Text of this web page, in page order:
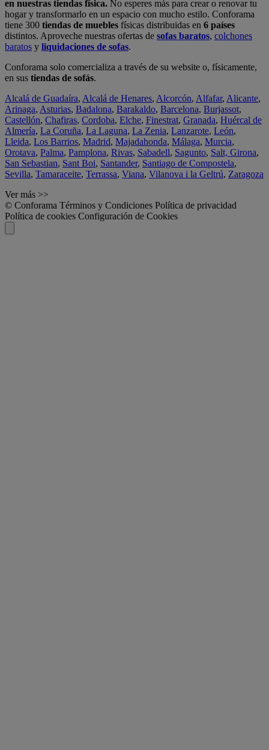
en nuestras tiendas física. No esperes más para crear o renovar tu
hogar y transformarlo en un espacio con mucho estilo. Conforama
tiene 300 tiendas de muebles físicas distribuidas en 6 países
distintos. Aproveche nuestras ofertas de sofas baratos, colchones
baratos y liquidaciones de sofas.
Conforama solo comercializa a través de su website o, físicamente,
en sus tiendas de sofás.
Alcalá de Guadaíra, Alcalá de Henares, Alcorcón, Alfafar, Alicante,
Arinaga, Asturias, Badalona, Barakaldo, Barcelona, Burjassot,
Castellón, Chafiras, Cordoba, Elche, Finestrat, Granada, Huércal de
Almería, La Coruña, La Laguna, La Zenia, Lanzarote, León,
Lleida, Los Barrios, Madrid, Majadahonda, Málaga, Murcia,
Orotava, Palma, Pamplona, Rivas, Sabadell, Sagunto, Salt, Girona,
San Sebastian, Sant Boi, Santander, Santiago de Compostela,
Sevilla, Tamaraceite, Terrassa, Viana, Vilanova i la Geltrú, Zaragoza
Ver más >>
© Conforama Términos y Condiciones Política de privacidad
Política de cookies Configuración de Cookies